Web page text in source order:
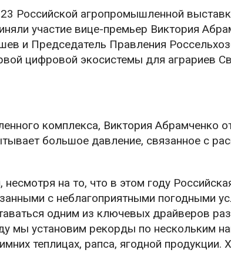
Российской агропромышленной
участие вице-премьер Виктория
и Председатель Правления
цифровой экосистемы для аграриев
комплекса, Виктория Абрамченко
большое давление, связанное с
на то, что в этом году
с неблагоприятными погодными
одним из ключевых драйверов
мы установим рекорды по нескольким
теплицах, рапса, ягодной продукции.